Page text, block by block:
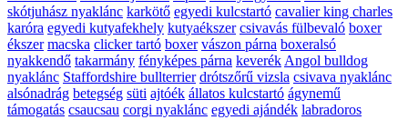
skótjuhász nyaklánc karkötő egyedi kulcstartó cavalier king charles
karóra egyedi kutyafekhely kutyaékszer csivavás fülbevaló boxer
ékszer macska clicker tartó boxer vászon párna boxeralsó
nyakkendő takarmány fényképes párna keverék Angol bulldog
nyaklánc Staffordshire bullterrier drótszőrű vizsla csivava nyaklánc
alsónadrág betegség süti ajtóék állatos kulcstartó ágynemű
támogatás csaucsau corgi nyaklánc egyedi ajándék labradoros